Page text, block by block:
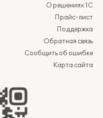
О решениях 1С
Прайс-лист
Поддержка
Обратная связь
Сообщить об ошибке
Карта сайта